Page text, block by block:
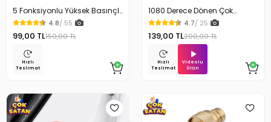
5 Fonksiyonlu Yüksek Basınçlı
Ayarlı Duş Başlığı
4.8/ 55
99,00 TL150,00 TL
Hızlı
Teslimat
1080 Derece Dönen Çok
Fonksiyonlu Musluk Başlığı
4.7/ 25
139,00 TL200,00 TL
Hızlı
Teslimat
Videolu
Ürün